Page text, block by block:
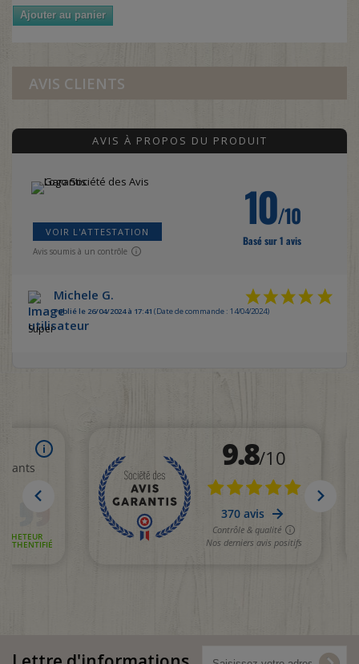
Ajouter au panier
AVIS CLIENTS
AVIS À PROPOS DU PRODUIT
VOIR L'ATTESTATION
Avis soumis à un contrôle
10/10
Basé sur 1 avis
Michele G.
Publié le 26/04/2024 à 17:41 (Date de commande : 14/04/2024)
Super